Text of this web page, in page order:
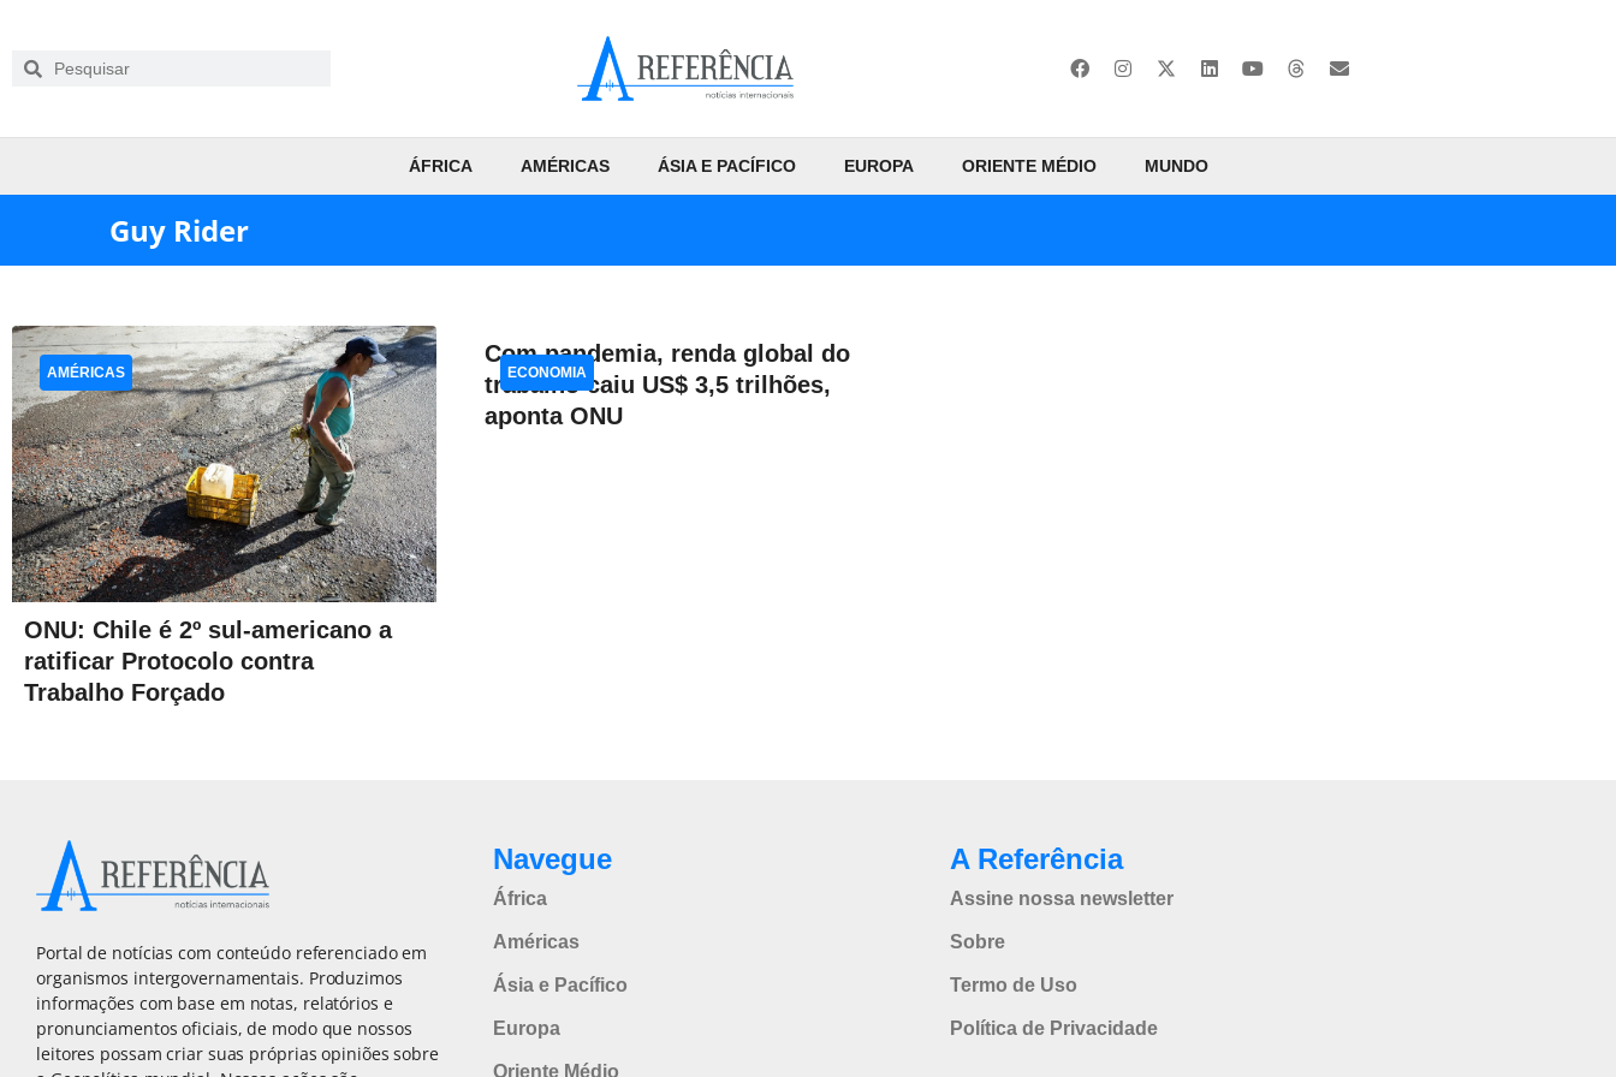
ÁFRICA AMÉRICAS ÁSIA E PACÍFICO EUROPA ORIENTE MÉDIO MUNDO
Guy Rider
ONU: Chile é 2º sul-americano a
ratificar Protocolo contra
Trabalho Forçado
AMÉRICAS
Com pandemia, renda global do
trabalho caiu US$ 3,5 trilhões,
aponta ONU
ECONOMIA
Portal de notícias com conteúdo referenciado em
organismos intergovernamentais. Produzimos
informações com base em notas, relatórios e
pronunciamentos oficiais, de modo que nossos
leitores possam criar suas próprias opiniões sobre
Navegue
África
Américas
Ásia e Pacífico
Europa
Oriente Médio
A Referência
Assine nossa newsletter
Sobre
Termo de Uso
Política de Privacidade